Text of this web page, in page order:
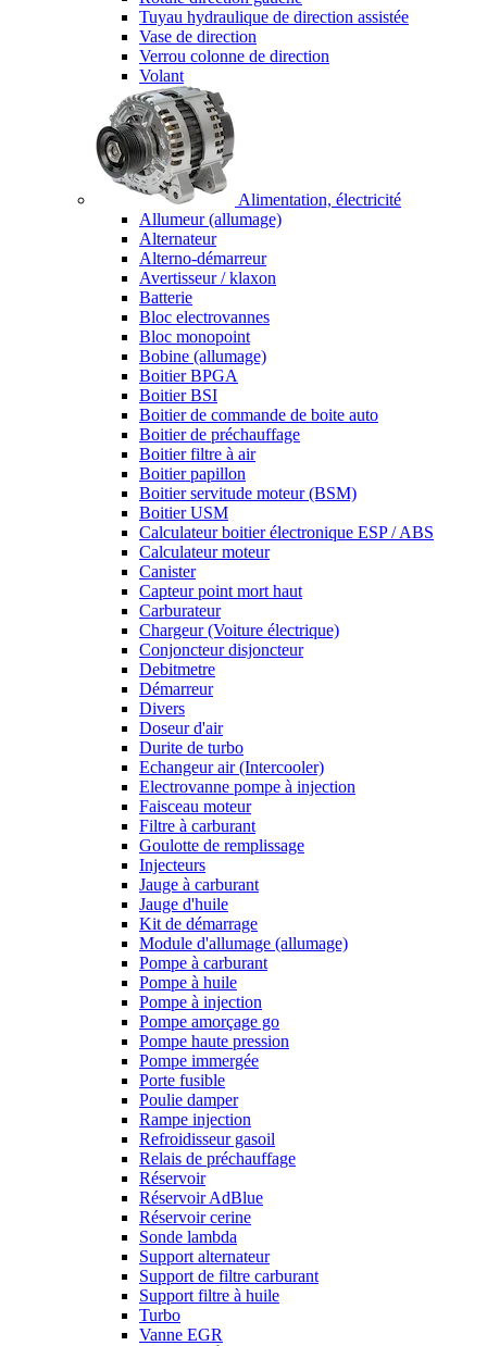
Tuyau hydraulique de direction assistée
Vase de direction
Verrou colonne de direction
Volant
Alimentation, électricité
Allumeur (allumage)
Alternateur
Alterno-démarreur
Avertisseur / klaxon
Batterie
Bloc electrovannes
Bloc monopoint
Bobine (allumage)
Boitier BPGA
Boitier BSI
Boitier de commande de boite auto
Boitier de préchauffage
Boitier filtre à air
Boitier papillon
Boitier servitude moteur (BSM)
Boitier USM
Calculateur boitier électronique ESP / ABS
Calculateur moteur
Canister
Capteur point mort haut
Carburateur
Chargeur (Voiture électrique)
Conjoncteur disjoncteur
Debitmetre
Démarreur
Divers
Doseur d'air
Durite de turbo
Echangeur air (Intercooler)
Electrovanne pompe à injection
Faisceau moteur
Filtre à carburant
Goulotte de remplissage
Injecteurs
Jauge à carburant
Jauge d'huile
Kit de démarrage
Module d'allumage (allumage)
Pompe à carburant
Pompe à huile
Pompe à injection
Pompe amorçage go
Pompe haute pression
Pompe immergée
Porte fusible
Poulie damper
Rampe injection
Refroidisseur gasoil
Relais de préchauffage
Réservoir
Réservoir AdBlue
Réservoir cerine
Sonde lambda
Support alternateur
Support de filtre carburant
Support filtre à huile
Turbo
Vanne EGR